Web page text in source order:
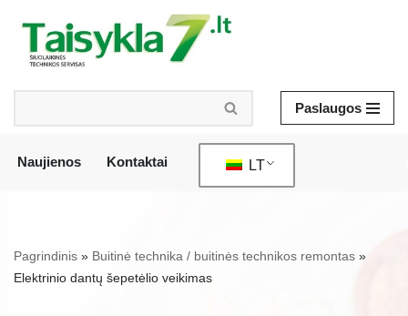
Pereiti
prie
turinio
Paslaugos
Naujienos Kontaktai LT
Pagrindinis » Buitinė technika / buitinės technikos remontas »
Elektrinio dantų šepetėlio veikimas